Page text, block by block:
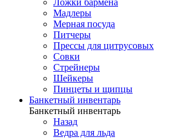
Мадлеры
Мерная посуда
Питчеры
Прессы для цитрусовых
Совки
Стрейнеры
Шейкеры
Пинцеты и щипцы
Банкетный инвентарь
Банкетный инвентарь
Назад
Ведра для льда